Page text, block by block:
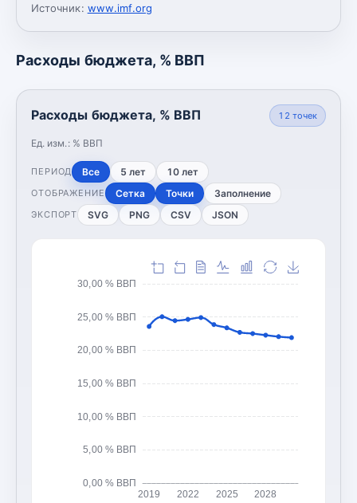
Источник: www.imf.org
Расходы бюджета, % ВВП
Расходы бюджета, % ВВП
Ед. изм.: % ВВП
12 точек
ПЕРИОД Все 5 лет 10 лет
ОТОБРАЖЕНИЕ Сетка Точки Заполнение
ЭКСПОРТ SVG PNG CSV JSON
0,00 % ВВП
5,00 % ВВП
10,00 % ВВП
15,00 % ВВП
20,00 % ВВП
25,00 % ВВП
30,00 % ВВП
2019 2022 2025 2028